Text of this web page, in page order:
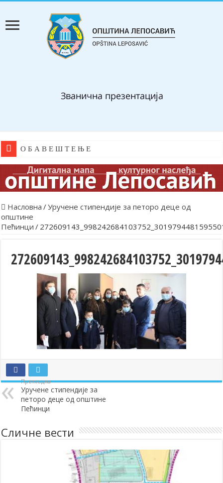
О Б А В Е Ш Т Е Њ Е
Насловна /Уручене стипендије за петоро деце од
општине
Пећинци /
Претходна
Уручене стипендије за
петоро деце од општине
Пећинци
Сличне вести